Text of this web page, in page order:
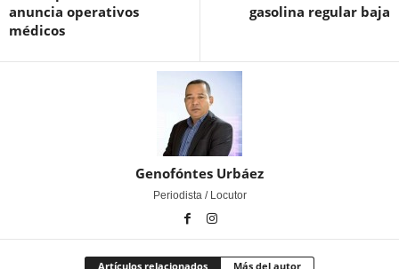
anuncia operativos
médicos
gasolina regular baja
Genofóntes Urbáez
Periodista / Locutor
Artículos relacionados Más del autor